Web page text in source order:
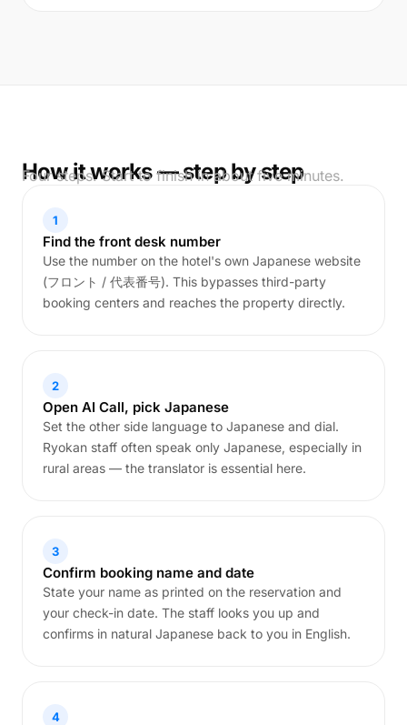
How it works — step by step
Four steps. Start to finish in about five minutes.
1
Find the front desk number
Use the number on the hotel's own Japanese website
(フロント / 代表番号). This bypasses third-party
booking centers and reaches the property directly.
2
Open AI Call, pick Japanese
Set the other side language to Japanese and dial.
Ryokan staff often speak only Japanese, especially in
rural areas — the translator is essential here.
3
Confirm booking name and date
State your name as printed on the reservation and
your check-in date. The staff looks you up and
confirms in natural Japanese back to you in English.
4